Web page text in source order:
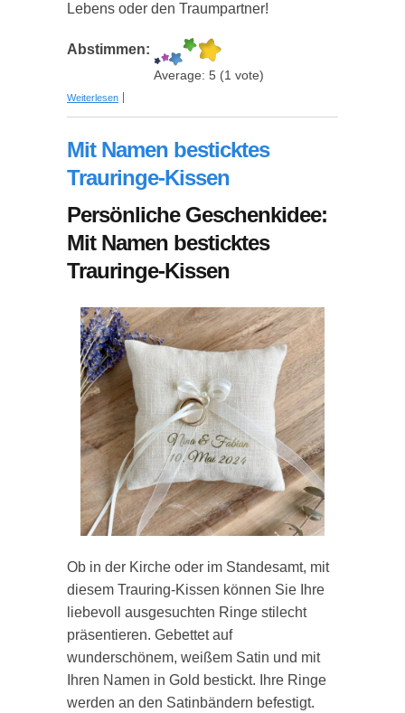
Lebens oder den Traumpartner!
Abstimmen:
Average: 5 (1 vote)
Weiterlesen über Unvergängliche Jahrhundert-Rose
Mit Namen besticktes
Trauringe-Kissen
Persönliche Geschenkidee:
Mit Namen besticktes
Trauringe-Kissen
Ob in der Kirche oder im Standesamt, mit
diesem Trauring-Kissen können Sie Ihre
liebevoll ausgesuchten Ringe stilecht
präsentieren. Gebettet auf
wunderschönem, weißem Satin und mit
Ihren Namen in Gold bestickt. Ihre Ringe
werden an den Satinbändern befestigt.